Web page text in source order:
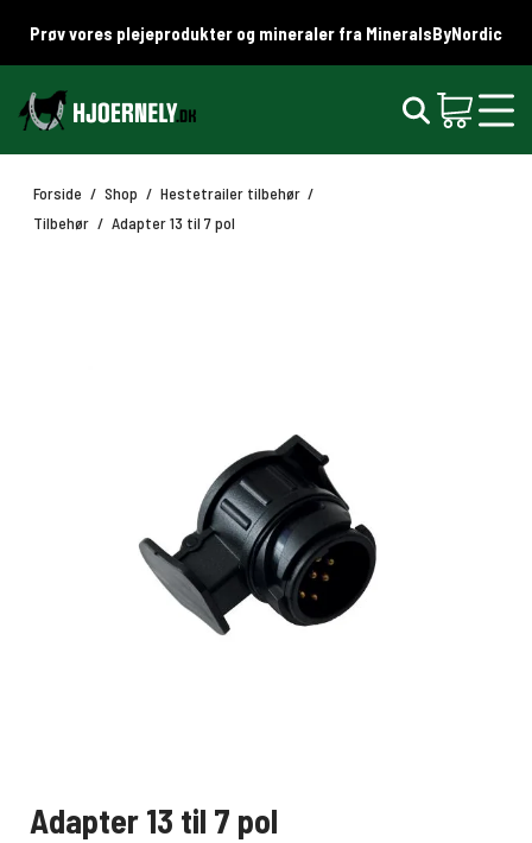
Prøv vores plejeprodukter og mineraler fra MineralsByNordic
Forside / Shop / Hestetrailer tilbehør /
Tilbehør / Adapter 13 til 7 pol
Adapter 13 til 7 pol